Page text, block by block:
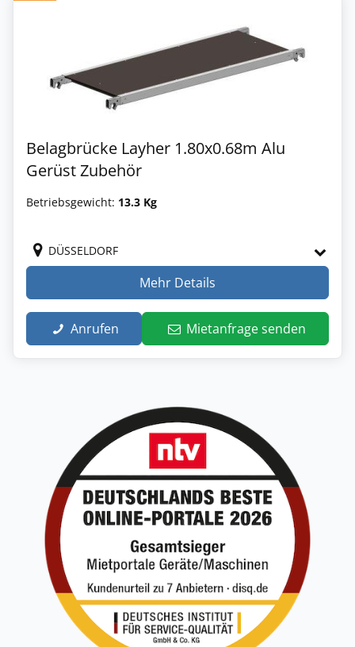
Belagbrücke Layher 1.80x0.68m Alu
Gerüst Zubehör
Betriebsgewicht: 13.3 Kg
DÜSSELDORF
Mehr Details
Anrufen Mietanfrage senden